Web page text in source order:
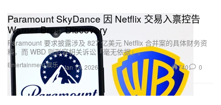
Entertainment 娱乐
Paramount SkyDance 因 Netflix 交易入禀控告
Warner Bros. Discovery
Paramount 要求披露涉及 827 亿美元 Netflix 合并案的具体财务资
料，而 WBD 则形容相关诉讼「毫无依据」。
Jan 13, 2026 740 0